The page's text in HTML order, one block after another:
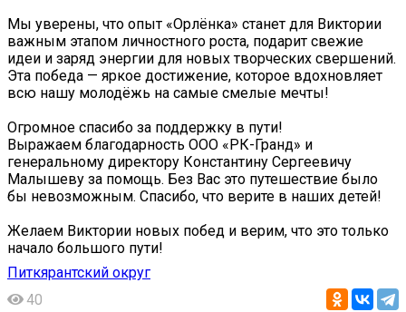
Мы уверены, что опыт «Орлёнка» станет для Виктории
важным этапом личностного роста, подарит свежие
идеи и заряд энергии для новых творческих свершений.
Эта победа — яркое достижение, которое вдохновляет
всю нашу молодёжь на самые смелые мечты!
Огромное спасибо за поддержку в пути!
Выражаем благодарность ООО «РК-Гранд» и
генеральному директору Константину Сергеевичу
Малышеву за помощь. Без Вас это путешествие было
бы невозможным. Спасибо, что верите в наших детей!
Желаем Виктории новых побед и верим, что это только
начало большого пути!
Питкярантский округ
40